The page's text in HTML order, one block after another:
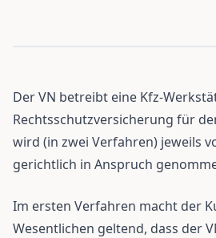
Der VN betreibt eine Kfz-
Rechtsschutzversicherung für
wird (in zwei Verfahren) jeweils
gerichtlich in Anspruch
Im ersten Verfahren macht der
Wesentlichen geltend, dass der